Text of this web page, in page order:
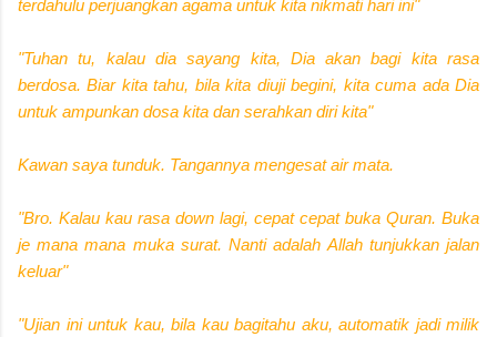
terdahulu perjuangkan agama untuk kita nikmati hari ini"
"Tuhan tu, kalau dia sayang kita, Dia akan bagi kita rasa
berdosa. Biar kita tahu, bila kita diuji begini, kita cuma ada Dia
untuk ampunkan dosa kita dan serahkan diri kita"
Kawan saya tunduk. Tangannya mengesat air mata.
"Bro. Kalau kau rasa down lagi, cepat cepat buka Quran. Buka
je mana mana muka surat. Nanti adalah Allah tunjukkan jalan
keluar"
"Ujian ini untuk kau, bila kau bagitahu aku, automatik jadi milik